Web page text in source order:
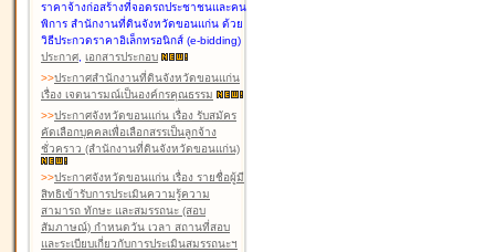
ราคาจ้างก่อสร้างที่จอดรถประชาชนและคน
พิการ สำนักงานที่ดินจังหวัดขอนแก่น ด้วย
วิธีประกวดราคาอิเล็กทรอนิกส์ (e-bidding)
ประกาศ, เอกสารประกอบ
>>ประกาศสำนักงานที่ดินจังหวัดขอนแก่น
เรื่อง เจตนารมณ์เป็นองค์กรคุณธรรม
>>ประกาศจังหวัดขอนแก่น เรื่อง รับสมัคร
คัดเลือกบุคคลเพื่อเลือกสรรเป็นลูกจ้าง
ชั่วคราว (สำนักงานที่ดินจังหวัดขอนแก่น)
>>ประกาศจังหวัดขอนแก่น เรื่อง รายชื่อผู้มี
สิทธิเข้ารับการประเมินความรู้ความ
สามารถ ทักษะ และสมรรถนะ (สอบ
สัมภาษณ์) กำหนดวัน เวลา สถานที่สอบ
และระเบียบเกี่ยวกับการประเมินสมรรถนะฯ